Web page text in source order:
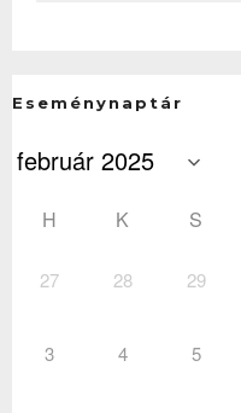
Eseménynaptár
H K S
27 28 29
3 4 5